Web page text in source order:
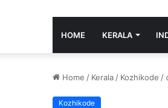
HOME KERALA
Home / Kerala / Kozhikode /
Kozhikode